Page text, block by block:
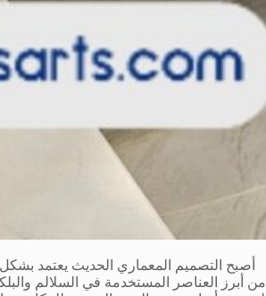
أصبح التصميم المعماري الحديث يعتمد
من أبرز العناصر المستخدمة في السلالم